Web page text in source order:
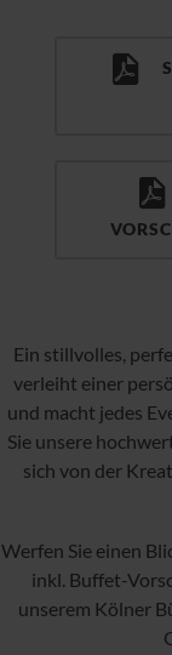
Ein stillvolles,
verleiht einer
und macht jedes
Sie unsere
sich von der
Werfen Sie einen
inkl. Buffet-
unserem Kölner